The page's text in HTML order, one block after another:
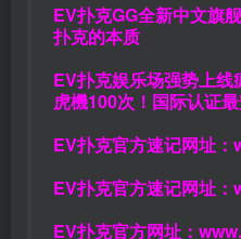
EV扑克GG全新中文旗
扑克的本质
EV扑克娱乐场强势上
虎機100次！国际认证最
EV扑克官方速记网址：
EV扑克官方速记网址：
EV扑克官方网址：